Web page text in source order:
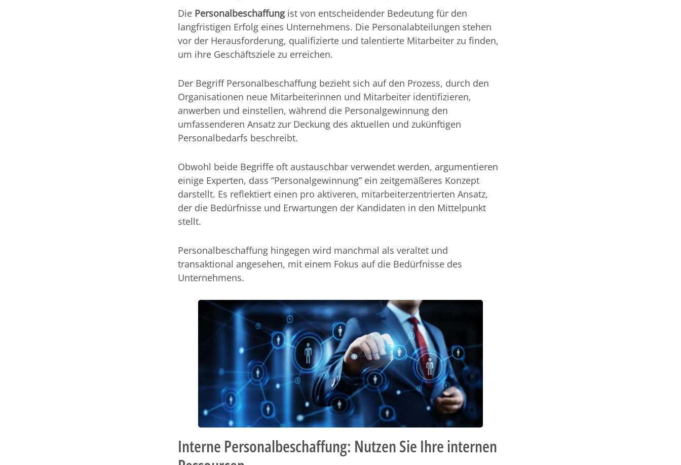
Die Personalbeschaffungist von entscheidender Bedeutung für den
langfristigen Erfolg eines Unternehmens. Die Personalabteilungen stehen
vor der Herausforderung, qualifizierte und talentierte Mitarbeiter zu finden,
um ihre Geschäftsziele zu erreichen.
Der Begriff Personalbeschaffung bezieht sich auf den Prozess, durch den
Organisationen neue Mitarbeiterinnen und Mitarbeiter identifizieren,
anwerben und einstellen, während die Personalgewinnung den
umfassenderen Ansatz zur Deckung des aktuellen und zukünftigen
Personalbedarfs beschreibt.
Obwohl beide Begriffe oft austauschbar verwendet werden, argumentieren
einige Experten, dass “Personalgewinnung” ein zeitgemäßeres Konzept
darstellt. Es reflektiert einen pro aktiveren, mitarbeiterzentrierten Ansatz,
der die Bedürfnisse und Erwartungen der Kandidaten in den Mittelpunkt
stellt.
Personalbeschaffung hingegen wird manchmal als veraltet und
transaktional angesehen, mit einem Fokus auf die Bedürfnisse des
Unternehmens.
Interne Personalbeschaffung: Nutzen Sie Ihre internen